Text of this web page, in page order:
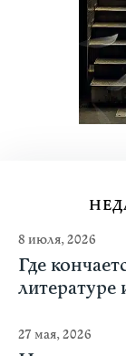
8 июля, 2026
Где
литературе
27 мая, 2026